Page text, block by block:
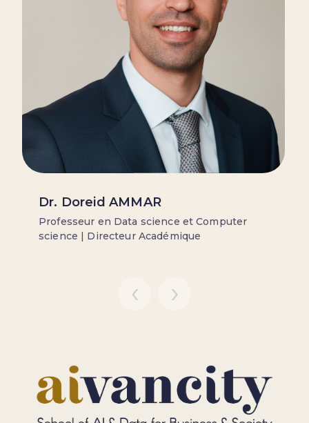
Dr. Doreid AMMAR
Professeur en Data science et Computer
science | Directeur Académique
‹ ›